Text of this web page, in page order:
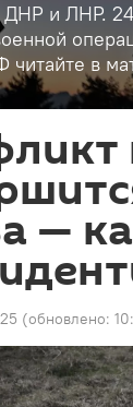
ДНР и ЛНР.
в
—
(обновлено: